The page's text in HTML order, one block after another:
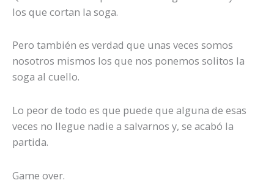
los que cortan la soga.
Pero también es verdad que unas veces somos
nosotros mismos los que nos ponemos solitos la
soga al cuello.
Lo peor de todo es que puede que alguna de esas
veces no llegue nadie a salvarnos y, se acabó la
partida.
Game over.